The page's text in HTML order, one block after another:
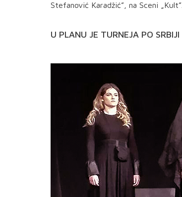
Stefanović Karadžić”, na Sceni „Kult”.
U PLANU JE TURNEJA PO SRBIJI